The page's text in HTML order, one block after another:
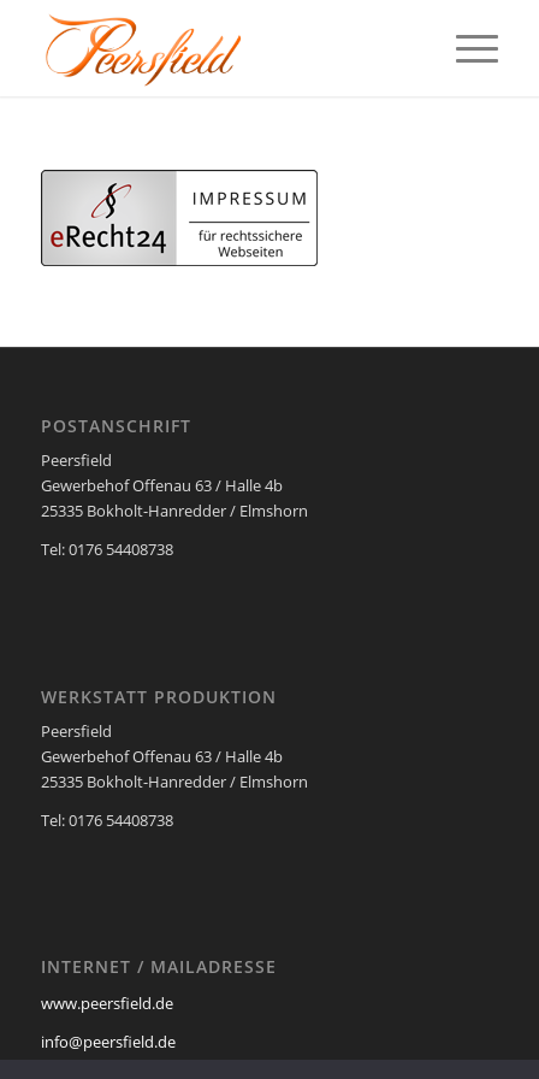
POSTANSCHRIFT
Peersfield
Gewerbehof Offenau 63 / Halle 4b
25335 Bokholt-Hanredder / Elmshorn
Tel: 0176 54408738
WERKSTATT PRODUKTION
Peersfield
Gewerbehof Offenau 63 / Halle 4b
25335 Bokholt-Hanredder / Elmshorn
Tel: 0176 54408738
INTERNET / MAILADRESSE
www.peersfield.de
info@peersfield.de